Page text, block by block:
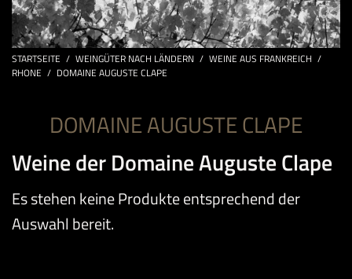
STARTSEITE / WEINGÜTER NACH LÄNDERN / WEINE AUS FRANKREICH /
RHONE / DOMAINE AUGUSTE CLAPE
DOMAINE AUGUSTE CLAPE
Weine der Domaine Auguste Clape
Es stehen keine Produkte entsprechend der
Auswahl bereit.